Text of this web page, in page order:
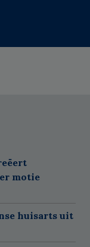
motie
huisarts uit